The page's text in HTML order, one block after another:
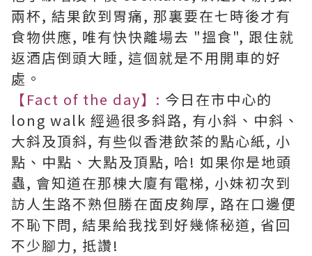
兩杯, 結果飲到胃痛, 那裏要在七時後才有
食物供應, 唯有快快離場去 "搵食", 跟住就
返酒店倒頭大睡, 這個就是不用開車的好
處。
【Fact of the day】: 今日在市中心的
long walk 經過很多斜路, 有小斜、中斜、
大斜及頂斜, 有些似香港飲茶的點心紙, 小
點、中點、大點及頂點, 哈! 如果你是地頭
蟲, 會知道在那棟大廈有電梯, 小妹初次到
訪人生路不熟但勝在面皮夠厚, 路在口邊便
不恥下問, 結果給我找到好幾條秘道, 省回
不少腳力, 抵讚!